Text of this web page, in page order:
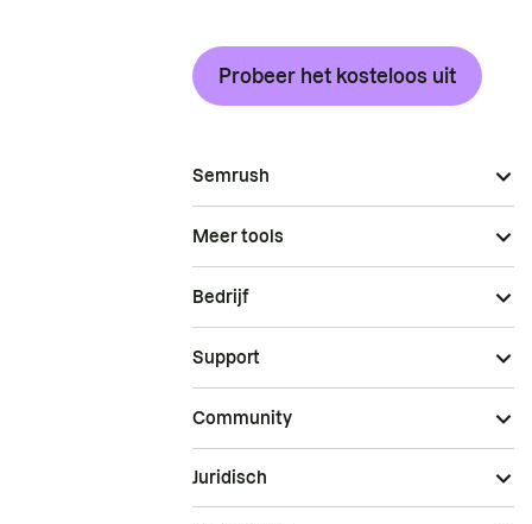
Probeer het kosteloos uit
Semrush
Meer tools
Bedrijf
Support
Community
Juridisch